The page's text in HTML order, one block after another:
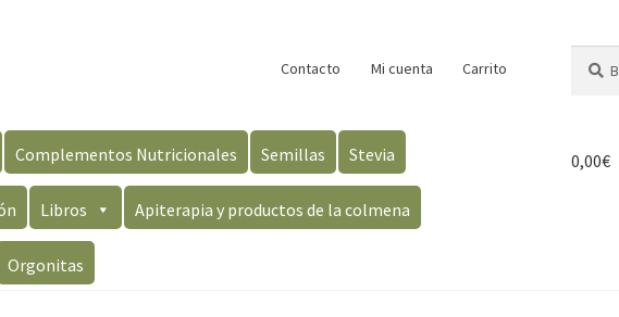
Contacto Mi cuenta Carrito
por:
Complementos Nutricionales Semillas Stevia
Libros Apiterapia y productos de la colmena
Orgonitas
0,00€